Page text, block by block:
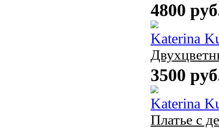
4800
Katerina
3500
Katerina
Платье с